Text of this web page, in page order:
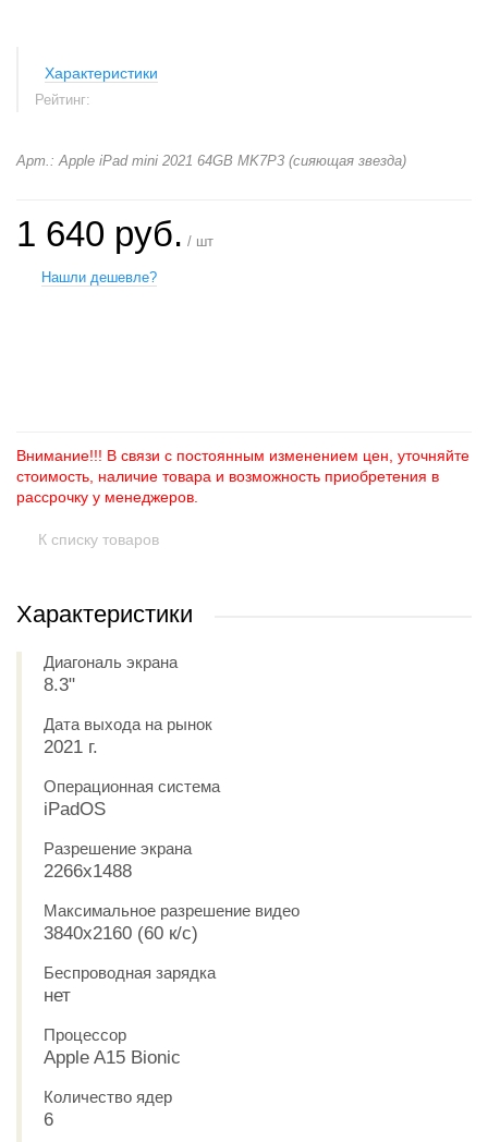
Характеристики
Рейтинг:
Арт.: Apple iPad mini 2021 64GB MK7P3 (сияющая звезда)
1 640 руб. / шт
Нашли дешевле?
Внимание!!! В связи с постоянным изменением цен, уточняйте
стоимость, наличие товара и возможность приобретения в
рассрочку у менеджеров.
К списку товаров
Характеристики
Диагональ экрана
8.3"
Дата выхода на рынок
2021 г.
Операционная система
iPadOS
Разрешение экрана
2266x1488
Максимальное разрешение видео
3840x2160 (60 к/с)
Беспроводная зарядка
нет
Процессор
Apple A15 Bionic
Количество ядер
6